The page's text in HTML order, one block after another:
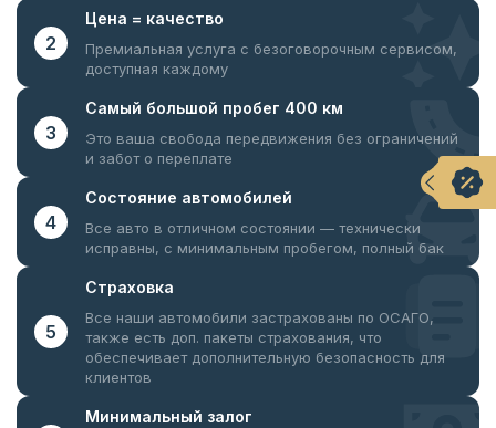
2
Цена = качество
Премиальная услуга с безоговорочным сервисом,
доступная каждому
3
Самый большой пробег 400 км
Это ваша свобода передвижения без ограничений
и забот о переплате
4
Состояние автомобилей
Все авто в отличном состоянии — технически
исправны, с минимальным пробегом, полный бак
5
Страховка
Все наши автомобили застрахованы по ОСАГО,
также есть доп. пакеты страхования, что
обеспечивает дополнительную безопасность для
клиентов
Минимальный залог